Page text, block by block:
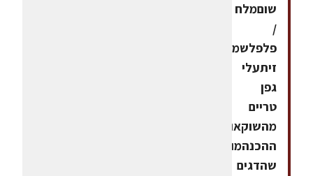
שוםמלח
/
פלפלשמן
זיתעלי
גפן
טריים
מהשוקאופן
ההכנהמוודאים
שהדגים